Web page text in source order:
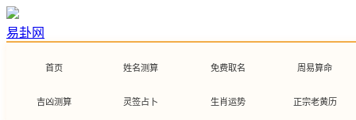
易卦网
首页 姓名测算 免费取名 周易算命
吉凶测算 灵签占卜 生肖运势 正宗老黄历